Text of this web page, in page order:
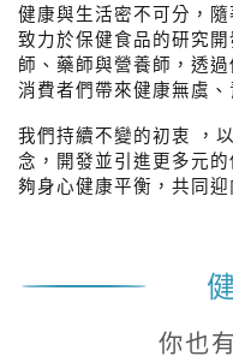
健康與生活密不可分，
致力於保健食品的研究
師、藥師與營養師，透
消費者們帶來健康無虞、
我們持續不變的初衷 ，
念，開發並引進更多元
夠身心健康平衡，共同
你也